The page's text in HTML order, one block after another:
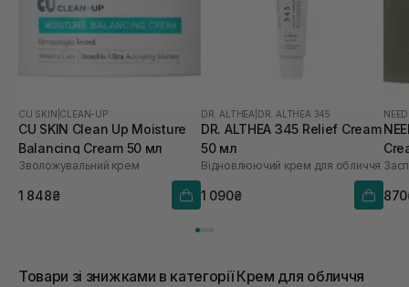
CU SKIN CLEAN-UP
CU SKIN Clean Up Moisture
Balancing Cream 50 мл
Зволожувальний крем
1 848₴
DR. ALTHEA DR. ALTHEA 345
DR. ALTHEA 345 Relief Cream
50 мл
Відновлюючий крем для обличчя
1 090₴
Товари зі знижками в категорії Крем для обличчя